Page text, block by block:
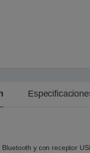
y con receptor